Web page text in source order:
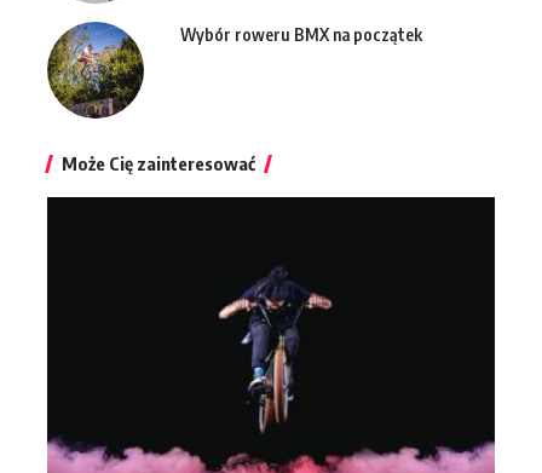
Wybór roweru BMX na początek
Może Cię zainteresować